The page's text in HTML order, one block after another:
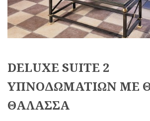
DELUXE SUITE 2
ΥΠΝΟΔΩΜΑΤΙΩΝ ΜΕ
ΘΑΛΑΣΣΑ